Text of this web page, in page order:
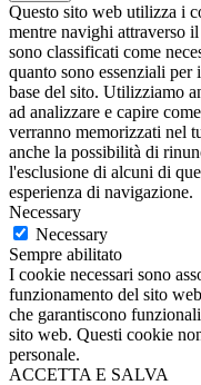
Questo sito web utilizza i
mentre navighi attraverso
sono classificati come
quanto sono essenziali
base del sito. Utilizziamo
ad analizzare e capire
verranno memorizzati nel
anche la possibilità di
l'esclusione di alcuni di
esperienza di navigazione.
Necessary
Necessary
Sempre abilitato
I cookie necessari sono
funzionamento del sito
che garantiscono
sito web. Questi cookie
personale.
ACCETTA E SALVA